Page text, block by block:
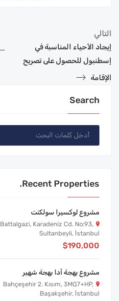
التالي
إيجاد الأحياء المناسبة في
إسطنبول للحصول على تصريح
الإقامة
Search
Recent Properties.
مشروع لوكسيرا سولكنت
Battalgazi, Karadeniz Cd. No:93,
Sultanbeyli, İstanbul
$190,000
مشروع بهجة أدا بهجة شهير
Bahçeşehir 2. Kısım, 3MQ7+HP,
Başakşehir, İstanbul